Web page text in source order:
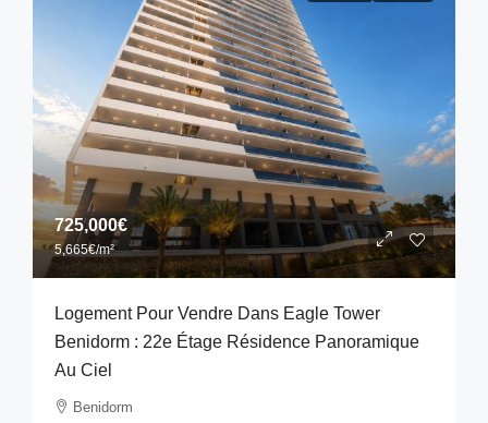
725,000€
5,665€/m²
Logement Pour Vendre Dans Eagle Tower
Benidorm : 22e Étage Résidence Panoramique
Au Ciel
Benidorm